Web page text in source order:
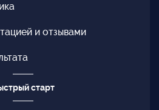
и отзывами
старт